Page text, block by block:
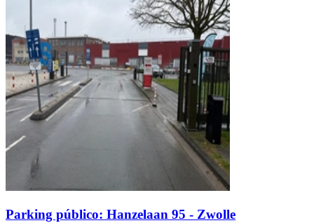
Parking público: Hanzelaan 95 - Zwolle